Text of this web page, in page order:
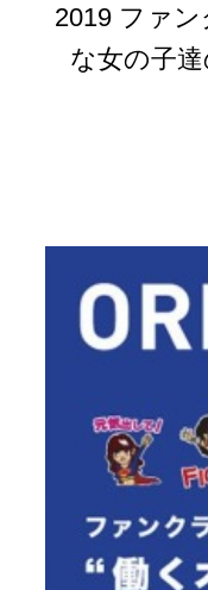
2019 ファ
な女の子